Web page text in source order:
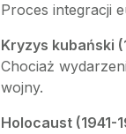
Proces integracji
Kryzys kubański
Chociaż
wojny.
Holocaust (1941-